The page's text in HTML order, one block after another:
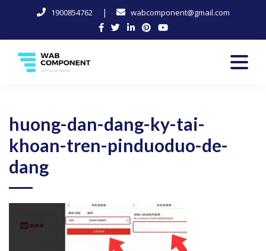
1900854762 | wabcomponent@gmail.com
content
huong-dan-dang-ky-tai-
khoan-tren-pinduoduo-de-
dang